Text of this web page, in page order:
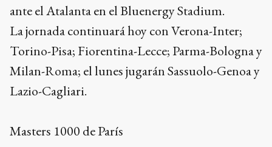
ante el Atalanta en el Bluenergy Stadium.
La jornada continuará hoy con Verona-Inter;
Torino-Pisa; Fiorentina-Lecce; Parma-Bologna y
Milan-Roma; el lunes jugarán Sassuolo-Genoa y
Lazio-Cagliari.
Masters 1000 de París